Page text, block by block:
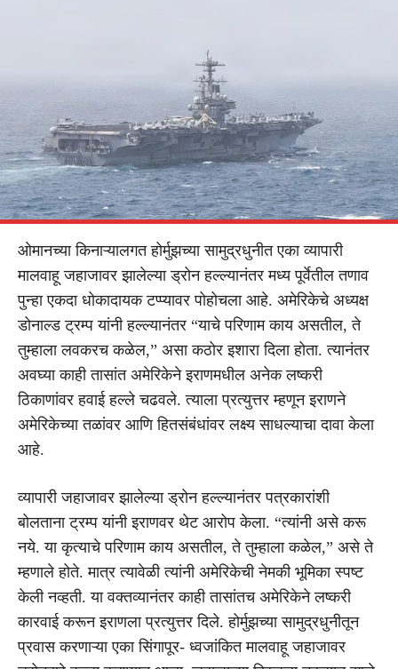
ओमानच्या किनाऱ्यालगत होर्मुझच्या सामुद्रधुनीत एका व्यापारी
मालवाहू जहाजावर झालेल्या ड्रोन हल्ल्यानंतर मध्य पूर्वेतील तणाव
पुन्हा एकदा धोकादायक टप्प्यावर पोहोचला आहे. अमेरिकेचे अध्यक्ष
डोनाल्ड ट्रम्प यांनी हल्ल्यानंतर “याचे परिणाम काय असतील, ते
तुम्हाला लवकरच कळेल,” असा कठोर इशारा दिला होता. त्यानंतर
अवघ्या काही तासांत अमेरिकेने इराणमधील अनेक लष्करी
ठिकाणांवर हवाई हल्ले चढवले. त्याला प्रत्युत्तर म्हणून इराणने
अमेरिकेच्या तळांवर आणि हितसंबंधांवर लक्ष्य साधल्याचा दावा केला
आहे.
व्यापारी जहाजावर झालेल्या ड्रोन हल्ल्यानंतर पत्रकारांशी
बोलताना ट्रम्प यांनी इराणवर थेट आरोप केला. “त्यांनी असे करू
नये. या कृत्याचे परिणाम काय असतील, ते तुम्हाला कळेल,” असे ते
म्हणाले होते. मात्र त्यावेळी त्यांनी अमेरिकेची नेमकी भूमिका स्पष्ट
केली नव्हती. या वक्तव्यानंतर काही तासांतच अमेरिकेने लष्करी
कारवाई करून इराणला प्रत्युत्तर दिले. होर्मुझच्या सामुद्रधुनीतून
प्रवास करणाऱ्या एका सिंगापूर- ध्वजांकित मालवाहू जहाजावर